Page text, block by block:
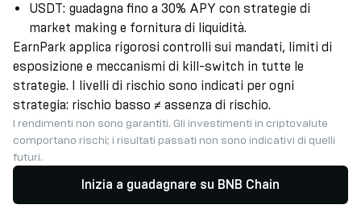
USDT: guadagna fino a 30% APY con strategie di
market making e fornitura di liquidità.
EarnPark applica rigorosi controlli sui mandati, limiti di
esposizione e meccanismi di kill-switch in tutte le
strategie. I livelli di rischio sono indicati per ogni
strategia: rischio basso ≠ assenza di rischio.
I rendimenti non sono garantiti. Gli investimenti in criptovalute
comportano rischi; i risultati passati non sono indicativi di quelli
futuri.
Inizia a guadagnare su BNB Chain